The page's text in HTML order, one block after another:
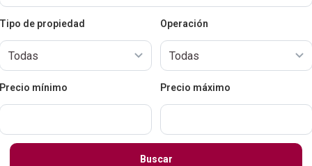
Tipo de propiedad Operación
Precio mínimo Precio máximo
Buscar